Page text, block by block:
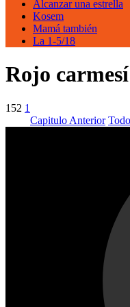
Alcanzar una estrella
Kosem
Mamá también
La 1-5/18
Rojo
152 1
Capitulo Anterior